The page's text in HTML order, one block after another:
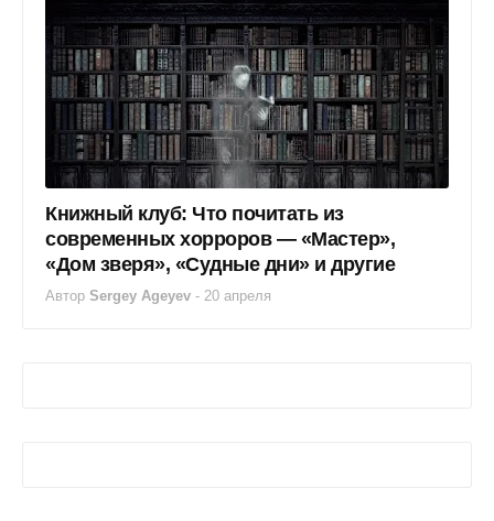
Книжный клуб: Что почитать из
современных хорроров — «Мастер»,
«Дом зверя», «Судные дни» и другие
Автор Sergey Ageyev - 20 апреля